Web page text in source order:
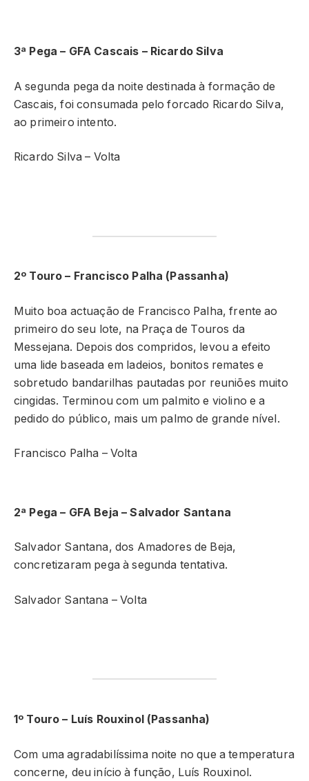
3ª Pega – GFA Cascais – Ricardo Silva
A segunda pega da noite destinada à formação de
Cascais, foi consumada pelo forcado Ricardo Silva,
ao primeiro intento.
Ricardo Silva – Volta
2º Touro – Francisco Palha (Passanha)
Muito boa actuação de Francisco Palha, frente ao
primeiro do seu lote, na Praça de Touros da
Messejana. Depois dos compridos, levou a efeito
uma lide baseada em ladeios, bonitos remates e
sobretudo bandarilhas pautadas por reuniões muito
cingidas. Terminou com um palmito e violino e a
pedido do público, mais um palmo de grande nível.
Francisco Palha – Volta
2ª Pega – GFA Beja – Salvador Santana
Salvador Santana, dos Amadores de Beja,
concretizaram pega à segunda tentativa.
Salvador Santana – Volta
1º Touro – Luís Rouxinol (Passanha)
Com uma agradabilíssima noite no que a temperatura
concerne, deu início à função, Luís Rouxinol.